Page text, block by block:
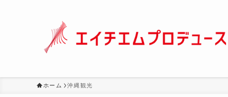
ホーム 沖縄観光